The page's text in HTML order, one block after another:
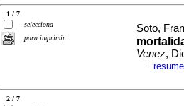
1 / 7
selecciona
para imprimir
Soto,
Venez,
·
2 / 7